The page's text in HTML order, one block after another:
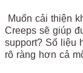
Muốn cải thiện
Creeps sẽ giúp
support? Số liệu
rõ ràng hơn cả